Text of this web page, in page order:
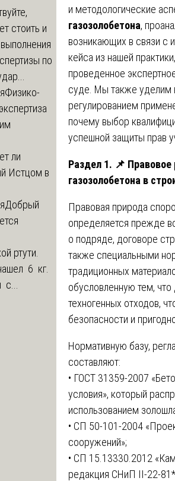
и методологические
газозолобетона,
возникающих в связи с
кейса из нашей
проведенное
суде. Мы также уделим
регулированием
почему выбор
успешной защиты прав
Раздел 1. 📌 Правовое
газозолобетона в
Правовая природа
определяется прежде
о подряде, договоре
также специальными
традиционных
обусловленную тем,
техногенных отходов,
безопасности и
Нормативную базу,
составляют:
• ГОСТ 31359-2007
условия», который
использованием
• СП 50-101-2004
сооружений»;
• СП 15.13330.2012
редакция СНиП II-22-
стоить и
по
Физико-
ли
Истцом в
Добрый
ртути.
6 кг.